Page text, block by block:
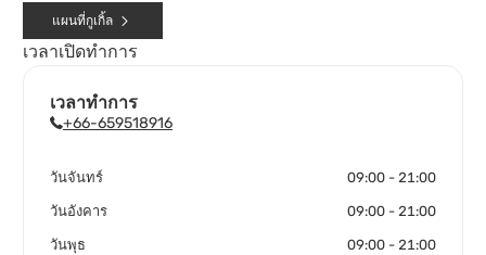
แผนที่กูเกิ้ล
เวลาเปิดทำการ
เวลาทำการ
+66-659518916
วันจันทร์ 09:00 - 21:00
วันอังคาร 09:00 - 21:00
วันพุธ 09:00 - 21:00